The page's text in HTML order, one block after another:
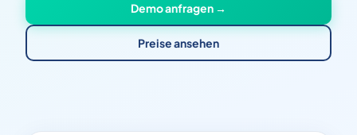
Demo anfragen →
Preise ansehen